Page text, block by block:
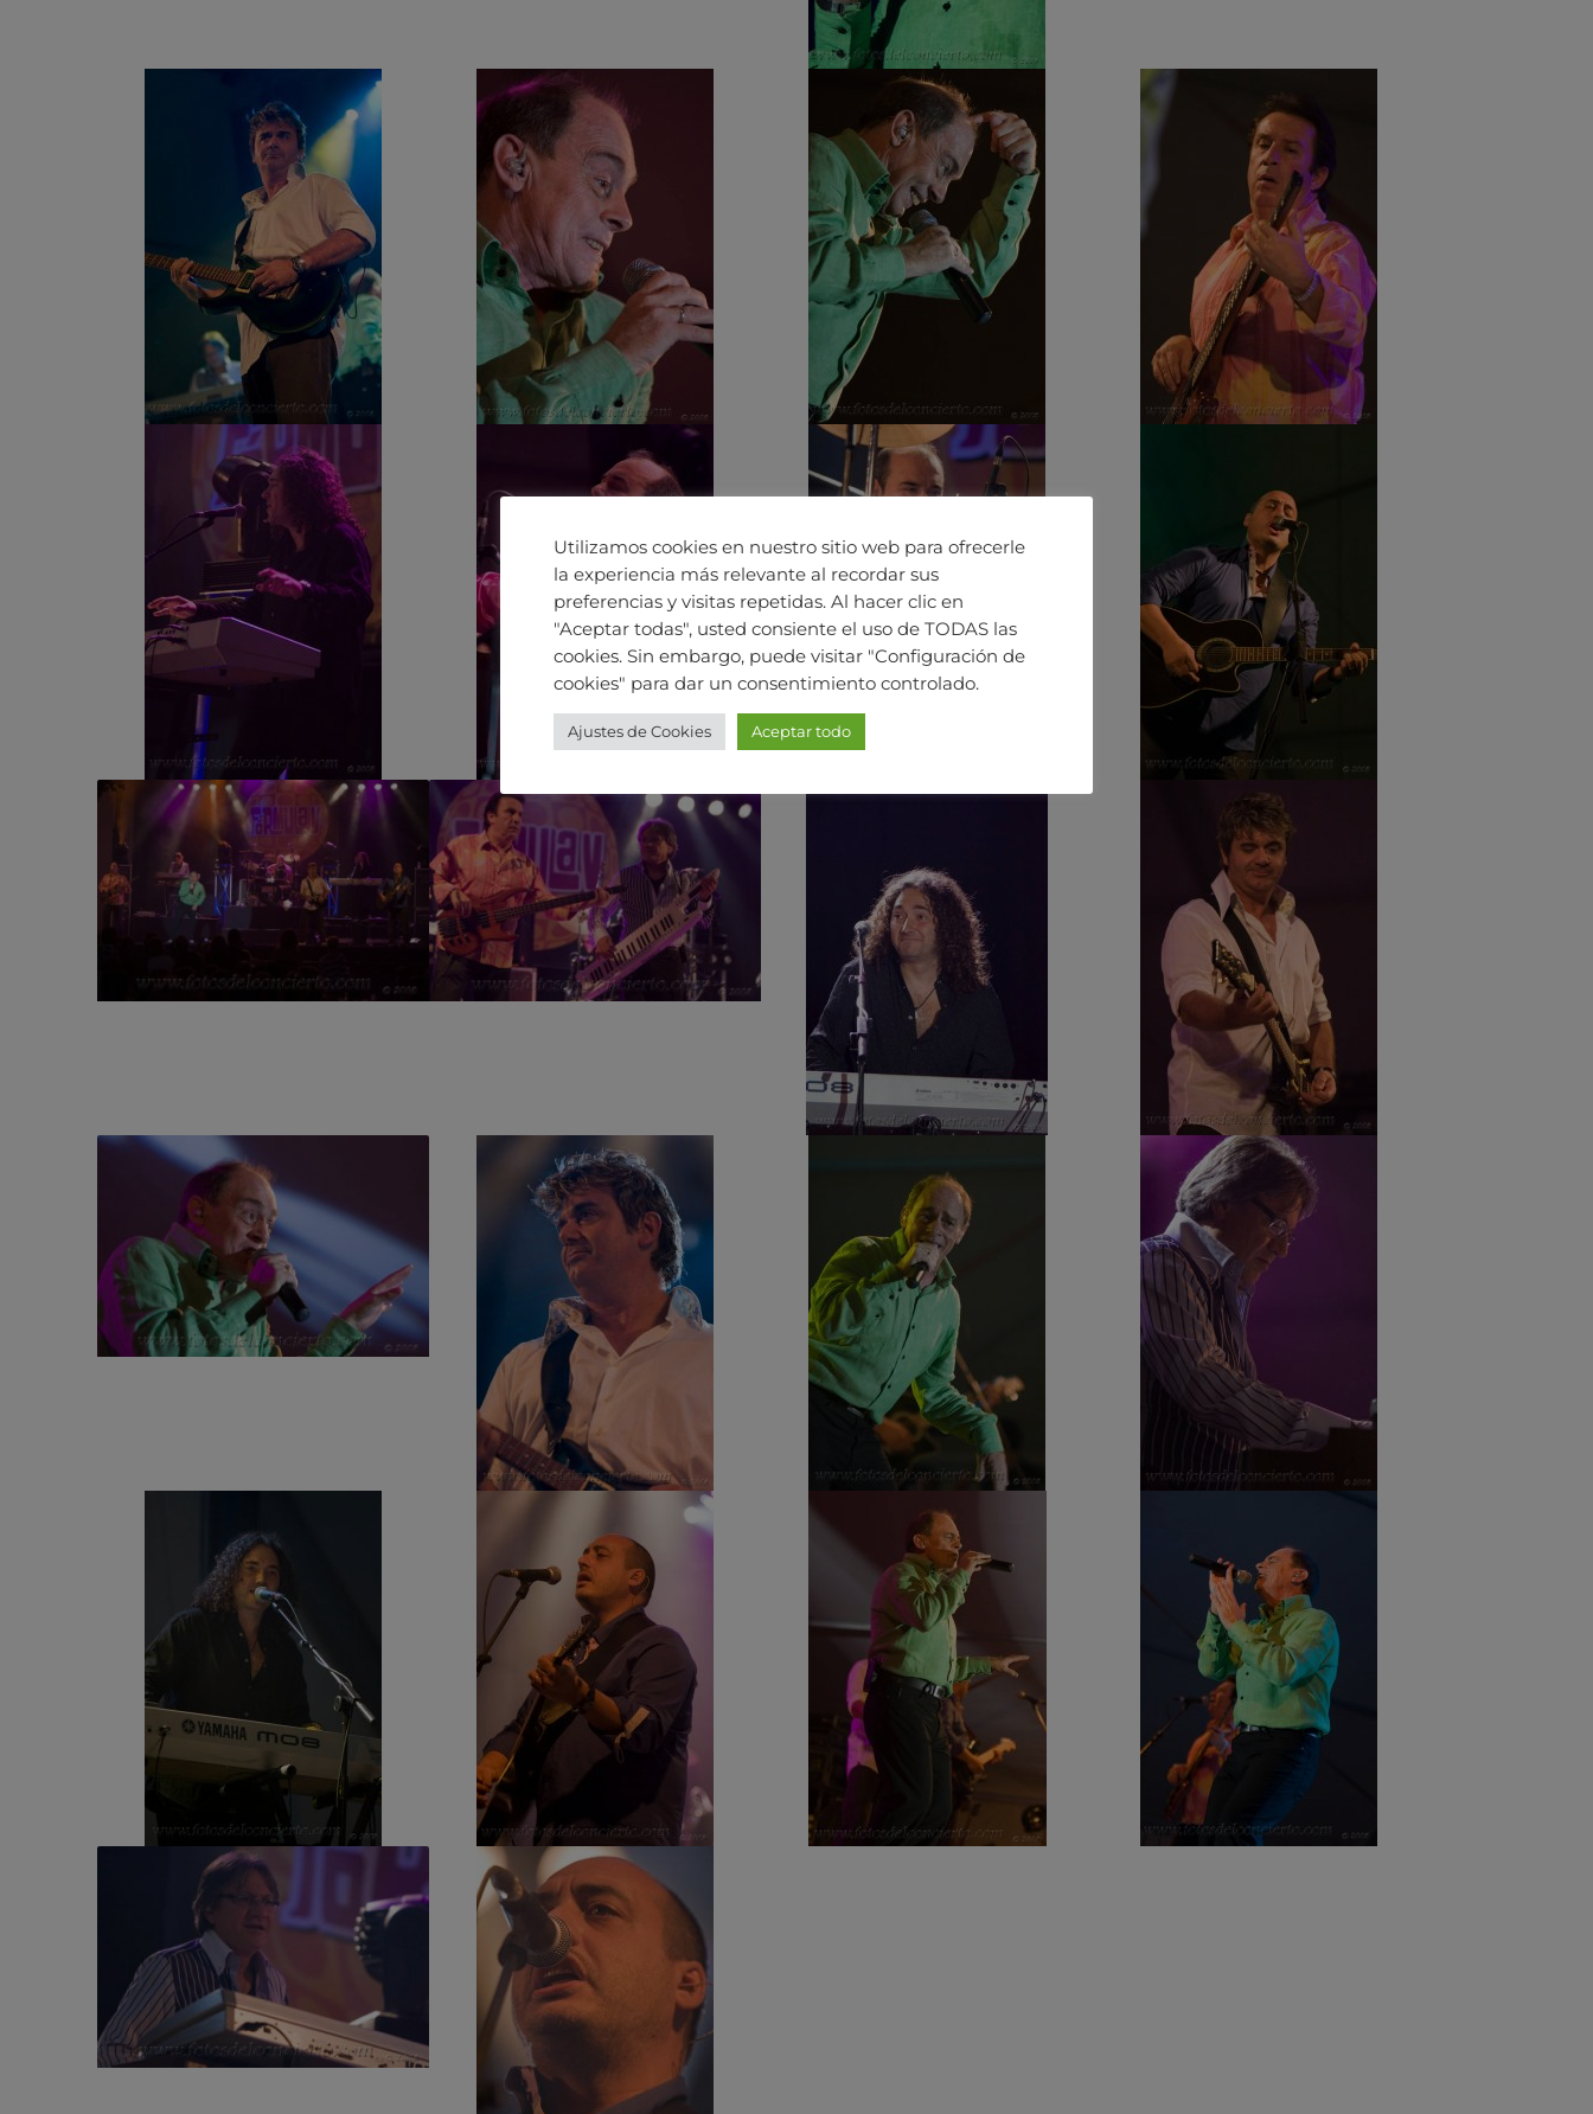
Utilizamos cookies en nuestro sitio web para ofrecerle
la experiencia más relevante al recordar sus
preferencias y visitas repetidas. Al hacer clic en
"Aceptar todas", usted consiente el uso de TODAS las
cookies. Sin embargo, puede visitar "Configuración de
cookies" para dar un consentimiento controlado.
Ajustes de Cookies Aceptar todo